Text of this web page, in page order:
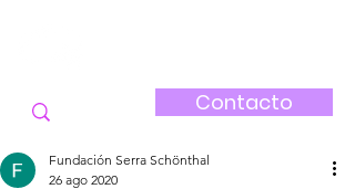
Contacto
Fundación Serra Schönthal
26 ago 2020